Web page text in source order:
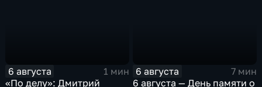
6 августа
1 мин
«По делу»: Дмитрий
6 августа
7 мин
6 августа — День памяти о